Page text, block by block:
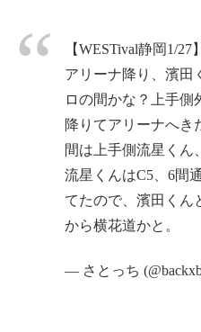
【WESTival静岡1/
アリーナ降り、濱田
ロの間かな？上手側
降りてアリーナへき
間は上手側流星くん
流星くんはC5、6間
てたので、濱田くん
から横花道かと。
— さとっち